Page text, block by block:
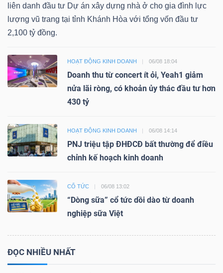
liên danh đầu tư Dự án xây dựng nhà ở cho gia đình lực
lượng vũ trang tại tỉnh Khánh Hòa với tổng vốn đầu tư
2,100 tỷ đồng.
HOẠT ĐỘNG KINH DOANH 06/08 18:04
Doanh thu từ concert ít ỏi, Yeah1 giảm
nửa lãi ròng, có khoản ủy thác đầu tư hơn
430 tỷ
HOẠT ĐỘNG KINH DOANH 06/08 14:14
PNJ triệu tập ĐHĐCĐ bất thường để điều
chỉnh kế hoạch kinh doanh
CỔ TỨC 06/08 13:02
“Dòng sữa” cổ tức dồi dào từ doanh
nghiệp sữa Việt
ĐỌC NHIỀU NHẤT